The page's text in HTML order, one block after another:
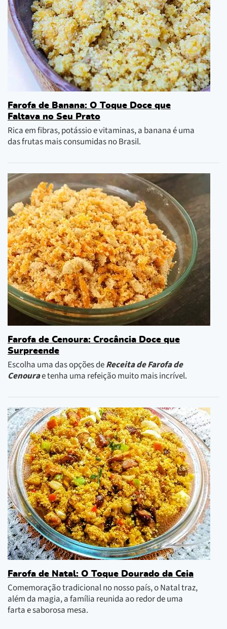
Farofa de Banana: O Toque Doce que
Faltava no Seu Prato
Rica em fibras, potássio e vitaminas, a banana é uma
das frutas mais consumidas no Brasil.
Farofa de Cenoura: Crocância Doce que
Surpreende
Escolha uma das opções deReceita de Farofa de
Cenourae tenha uma refeição muito mais incrível.
Farofa de Natal: O Toque Dourado da Ceia
Comemoração tradicional no nosso país, o Natal traz,
além da magia, a família reunida ao redor de uma
farta e saborosa mesa.